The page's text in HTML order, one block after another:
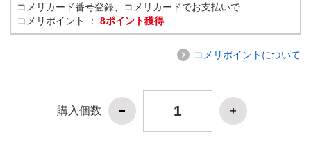
コメリカード番号登録、コメリカードでお支払いで
コメリポイント ： 8ポイント獲得
コメリポイントについて
購入個数